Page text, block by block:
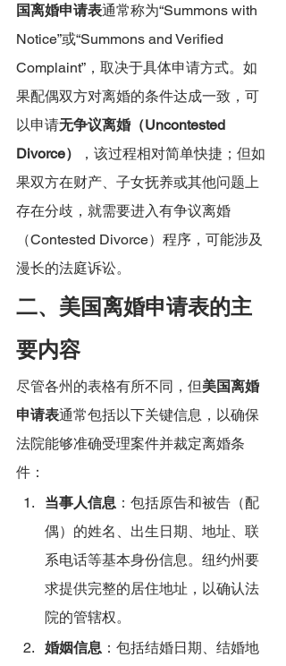
国离婚申请表通常称为“Summons with
Notice”或“Summons and Verified
Complaint”，取决于具体申请方式。如
果配偶双方对离婚的条件达成一致，可
以申请无争议离婚（Uncontested
Divorce）
，该过程相对简单快捷；但如
果双方在财产、子女抚养或其他问题上
存在分歧，就需要进入有争议离婚
（Contested Divorce）程序，可能涉及
漫长的法庭诉讼。
二、美国离婚申请表的主
要内容
尽管各州的表格有所不同，但美国离婚
申请表通常包括以下关键信息，以确保
法院能够准确受理案件并裁定离婚条
件：
当事人信息 ：包括原告和被告（配
偶）的姓名、出生日期、地址、联
系电话等基本身份信息。纽约州要
求提供完整的居住地址，以确认法
院的管辖权。
婚姻信息 ：包括结婚日期、结婚地